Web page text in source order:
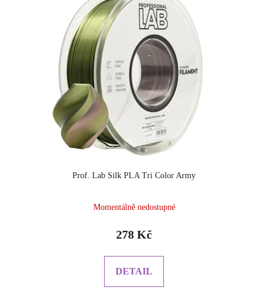
Prof. Lab Silk PLA Tri Color Army
Momentálně nedostupné
278 Kč
DETAIL